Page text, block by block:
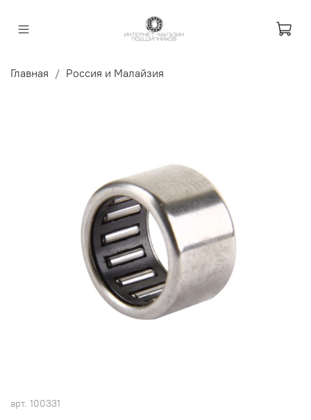
Главная Россия и Малайзия
арт. 100331